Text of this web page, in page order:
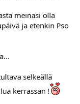
meinasi olla
ja etenkin Pso
selkeällä
kerrassan !